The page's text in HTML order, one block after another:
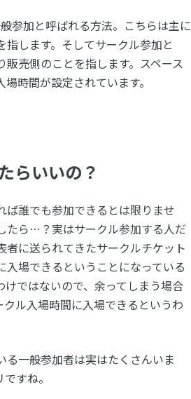
参加と呼ばれる方法。こちらは主に
します。そしてサークル参加と
売側のことを指します。スペース
時間が設定されています。
らいいの？
ば誰でも参加できるとは限りませ
たら…？実はサークル参加する人だ
に送られてきたサークルチケット
場できるということになっている
ではないので、余ってしまう場合
ル入場時間に入場できるというわ
一般参加者は実はたくさんいま
すね。